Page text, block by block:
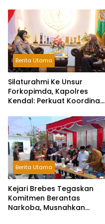
Berita Utama
Silaturahmi Ke Unsur
Forkopimda, Kapolres
Kendal: Perkuat Koordinasi
Berita Utama
Kejari Brebes Tegaskan
Komitmen Berantas
Narkoba, Musnahkan